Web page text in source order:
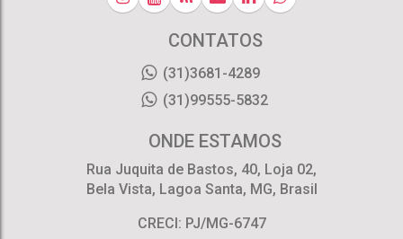
CONTATOS
(31)3681-4289
(31)99555-5832
ONDE ESTAMOS
Rua Juquita de Bastos, 40, Loja 02,
Bela Vista, Lagoa Santa, MG, Brasil
CRECI: PJ/MG-6747